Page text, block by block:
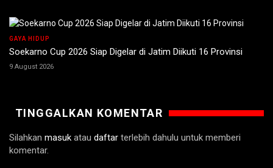
GAYA HIDUP
Soekarno Cup 2026 Siap Digelar di Jatim Diikuti 16 Provinsi
9 August 2026
TINGGALKAN KOMENTAR
Silahkan masuk atau daftar terlebih dahulu untuk memberi
komentar.